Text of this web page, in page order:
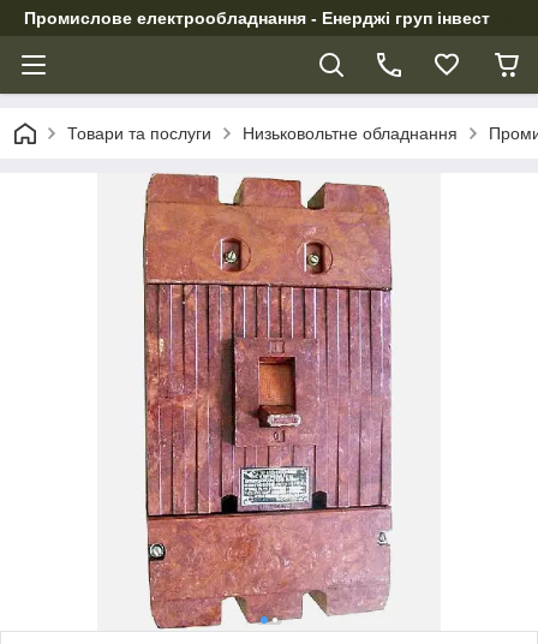
Промислове електрообладнання - Енерджі груп інвест
Товари та послуги Низьковольтне обладнання